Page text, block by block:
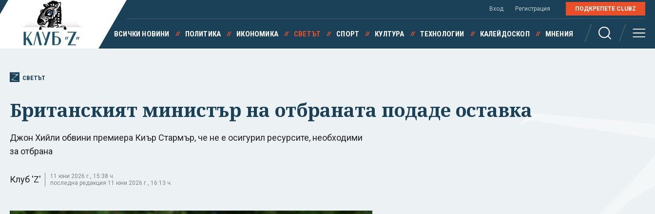
Вход Регистрация ПОДКРЕПЕТЕ CLUBZ
ВСИЧКИ НОВИНИ ПОЛИТИКА ИКОНОМИКА СВЕТЪТ СПОРТ КУЛТУРА ТЕХНОЛОГИИ КАЛЕЙДОСКОП МНЕНИЯ
СВЕТЪТ
Британският министър на отбраната подаде оставка
Джон Хийли обвини премиера Киър Стармър, че не е осигурил ресурсите, необходими
за отбрана
Клуб 'Z'
11 юни 2026 г., 15:38 ч.
последна редакция 11 юни 2026 г., 16:13 ч.